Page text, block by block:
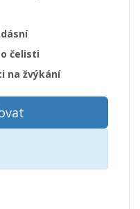
čelisti
na žvýkání